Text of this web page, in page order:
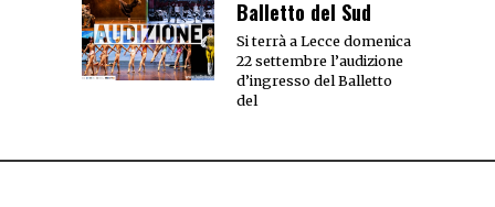
Balletto del Sud
Si terrà a Lecce domenica
22 settembre l’audizione
d’ingresso del Balletto
del